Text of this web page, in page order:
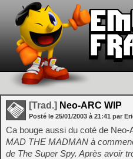
[Trad.] Neo-ARC WIP
Posté le 25/01/2003 à 21:41 par
Ca bouge aussi du coté de Neo-
MAD THE MADMAN à
de The Super Spy. Après avoir